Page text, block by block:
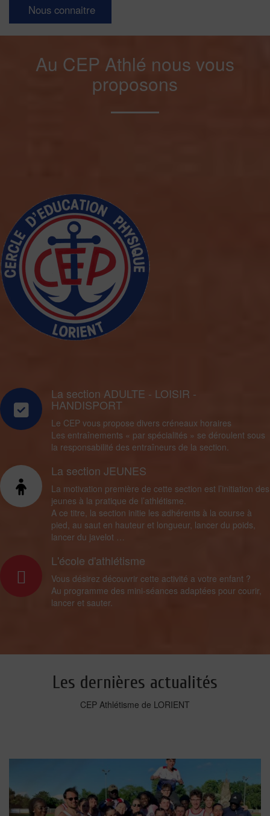
Nous connaitre
Au CEP Athlé nous vous
proposons
La section ADULTE - LOISIR -
HANDISPORT
Le CEP vous propose divers créneaux horaires
Les entraînements « par spécialités » se déroulent sous
la responsabilité des entraîneurs de la section.
La section JEUNES
La motivation première de cette section est l’initiation des
jeunes à la pratique de l’athlétisme.
A ce titre, la section initie les adhérents à la course à
pied, au saut en hauteur et longueur, lancer du poids,
lancer du javelot …
L'école d'athlétisme
Vous désirez découvrir cette activité a votre enfant ?
Au programme des mini-séances adaptées pour courir,
lancer et sauter.
Les dernières actualités
CEP Athlétisme de LORIENT